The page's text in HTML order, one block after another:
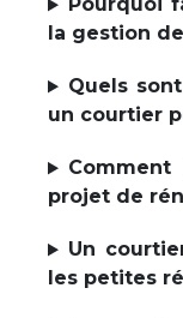
Pourquoi
la gestion
Quels
un courtier
projet de
Un
les petites